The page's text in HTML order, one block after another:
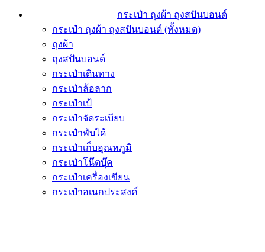
กระเป๋า ถุงผ้า ถุงสปันบอนด์
กระเป๋า ถุงผ้า ถุงสปันบอนด์ (ทั้งหมด)
ถุงผ้า
ถุงสปันบอนด์
กระเป๋าเดินทาง
กระเป๋าล้อลาก
กระเป๋าเป้
กระเป๋าจัดระเบียบ
กระเป๋าพับได้
กระเป๋าเก็บอุณหภูมิ
กระเป๋าโน๊ตบุ๊ค
กระเป๋าเครื่องเขียน
กระเป๋าอเนกประสงค์